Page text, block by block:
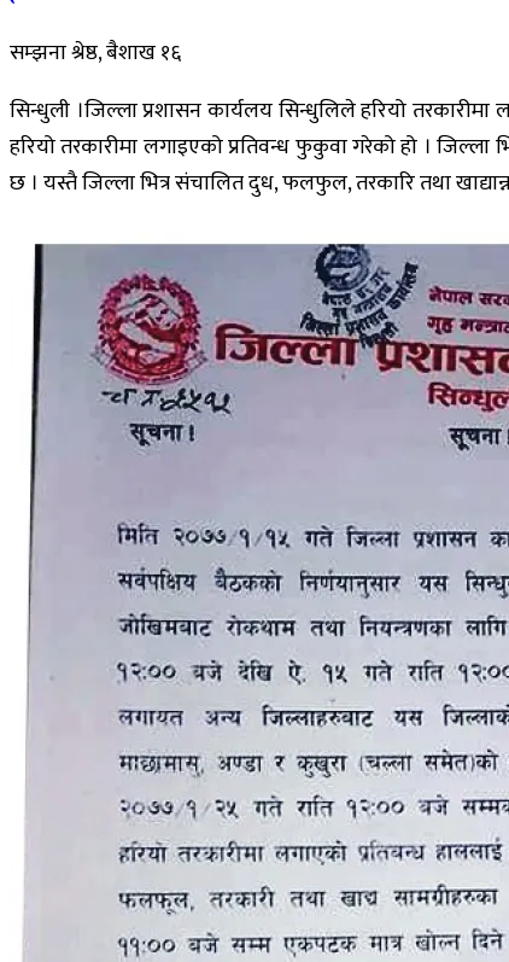
सम्झना श्रेष्ठ, बैशाख १६
सिन्धुली ।जिल्ला प्रशासन कार्यलय सिन्धुलिले हरियो
हरियो तरकारीमा लगाइएको प्रतिवन्ध फुकुवा गरेको हो ।
छ । यस्तै जिल्ला भित्र संचालित दुध, फलफुल, तरकारि तथा